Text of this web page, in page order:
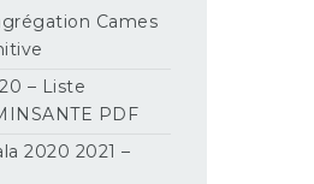
Cames
– Liste
PDF
2020 2021 –